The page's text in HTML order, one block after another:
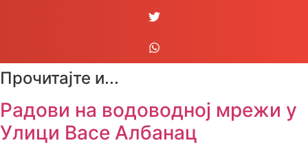
Прочитајте и...
Радови на водоводној мрежи у
Улици Васе Албанац